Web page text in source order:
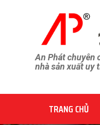
An Phát chuyên
nhà sản xuất uy
TRANG CHỦ